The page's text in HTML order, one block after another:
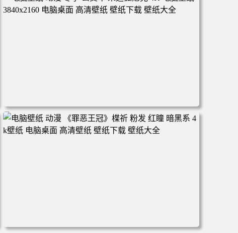
面 高清壁纸 壁纸下载 壁纸大全
电脑壁纸 动漫 冬季 公交车 朱迪狐尼克 4K 电脑壁纸 3840x2
160 电脑桌面 高清壁纸 壁纸下载 壁纸大全